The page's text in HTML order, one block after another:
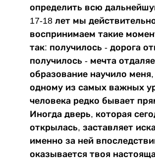
определить всю
17-18 лет мы
воспринимаем такие
так: получилось - дорога
получилось - мечта
образование научило
одному из самых важных
человека редко бывает
Иногда дверь, которая
открылась, заставляет
именно за ней
оказывается твоя